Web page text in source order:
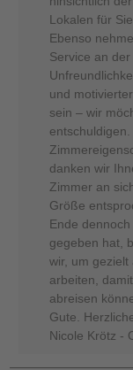
Lokalen für
Ebenso
Service an
und
sein – wir
danken wir
Zimmer an
Größe
Ende
gegeben hat,
wir, um gezielt
arbeiten,
abreisen
Gute.
Nicole Krötz -